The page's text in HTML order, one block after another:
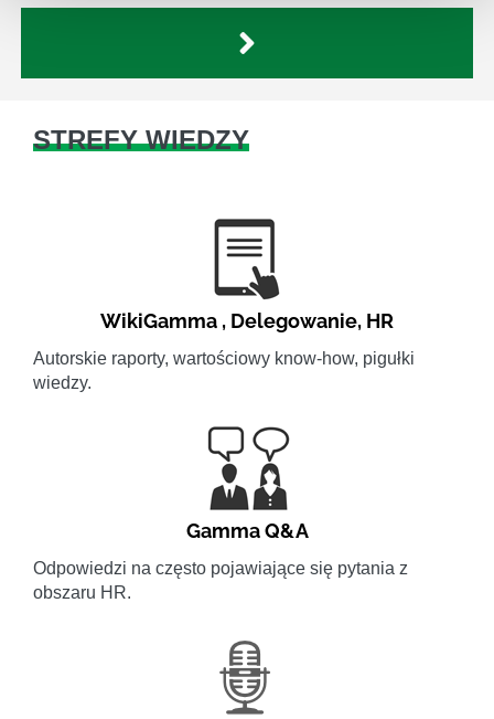
STREFY WIEDZY
WikiGamma , Delegowanie, HR
Autorskie raporty, wartościowy know-how, pigułki
wiedzy.
Gamma Q&A
Odpowiedzi na często pojawiające się pytania z
obszaru HR.